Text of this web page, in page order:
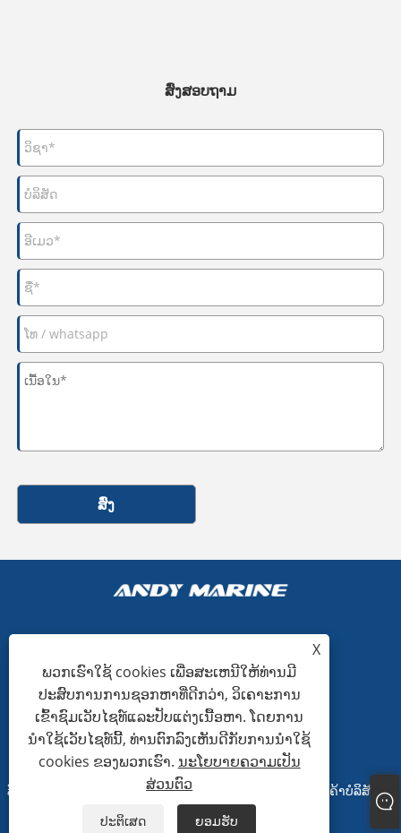
ສົ່ງສອບຖາມ
ສົ່ງ
+86-15865772126
andy@hardwaremarine.com
ລິຂະສິດ© 2023 ອຸດສາຫະກໍາພະລັງງານ Shandong ແລະການຄ້າບໍລິສັດຈໍາ
X
ພວກເຮົາໃຊ້ cookies ເພື່ອສະເຫນີໃຫ້ທ່ານມີ
ປະສົບການການຊອກຫາທີ່ດີກວ່າ, ວິເຄາະການ
ເຂົ້າຊົມເວັບໄຊທ໌ແລະປັບແຕ່ງເນື້ອຫາ. ໂດຍການ
ນໍາໃຊ້ເວັບໄຊທ໌ນີ້, ທ່ານຕົກລົງເຫັນດີກັບການນໍາໃຊ້
cookies ຂອງພວກເຮົາ. ນະໂຍບາຍຄວາມເປັນ
ສ່ວນຕົວ
ປະຕິເສດ ຍອມຮັບ